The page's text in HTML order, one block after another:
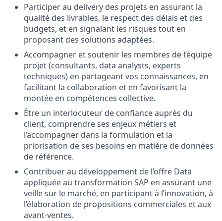
Participer au delivery des projets en assurant la
qualité des livrables, le respect des délais et des
budgets, et en signalant les risques tout en
proposant des solutions adaptées.
Accompagner et soutenir les membres de l’équipe
projet (consultants, data analysts, experts
techniques) en partageant vos connaissances, en
facilitant la collaboration et en favorisant la
montée en compétences collective.
Être un interlocuteur de confiance auprès du
client, comprendre ses enjeux métiers et
l’accompagner dans la formulation et la
priorisation de ses besoins en matière de données
de référence.
Contribuer au développement de l’offre Data
appliquée au transformation SAP en assurant une
veille sur le marché, en participant à l’innovation, à
l’élaboration de propositions commerciales et aux
avant-ventes.